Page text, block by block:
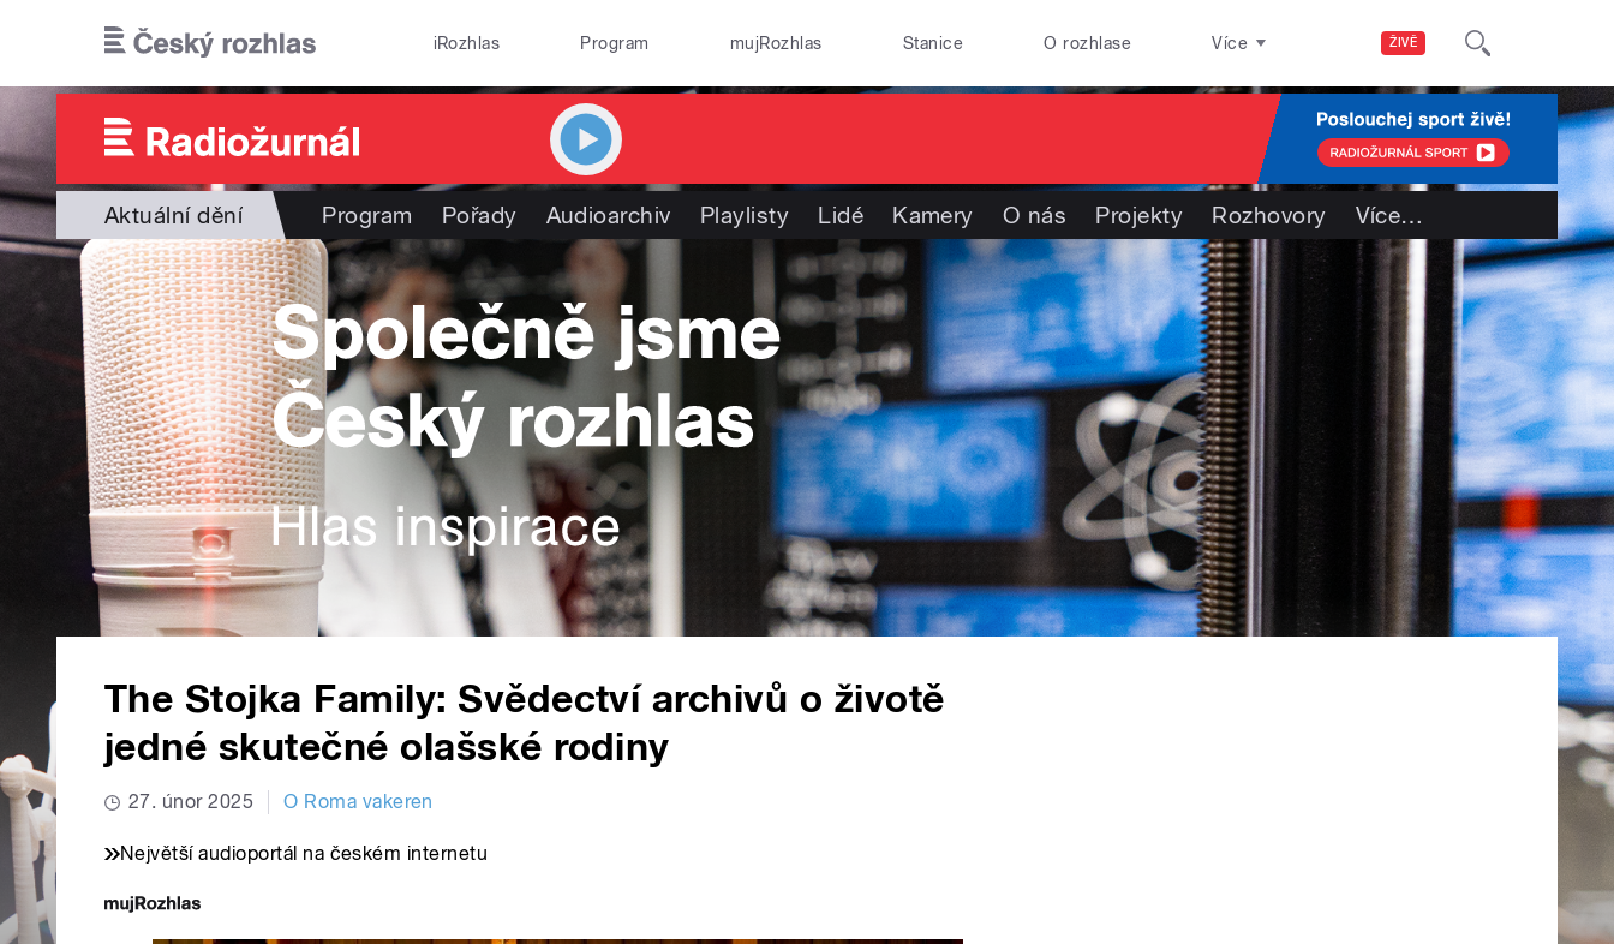
ŽIVĚ
iRozhlas Program mujRozhlas Stanice O rozhlase Více
Aktuální dění Program Pořady Audioarchiv Playlisty Lidé Kamery O nás Projekty Rozhovory Více…
The Stojka Family: Svědectví archivů o životě
jedné skutečné olašské rodiny
27. únor 2025 O Roma vakeren
Největší audioportál na českém internetu